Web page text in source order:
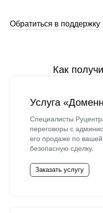
Обратиться в поддержку
Как
Услуга
Специалисты
переговоры с
его продаже по
безопасную сделку.
Заказать услугу